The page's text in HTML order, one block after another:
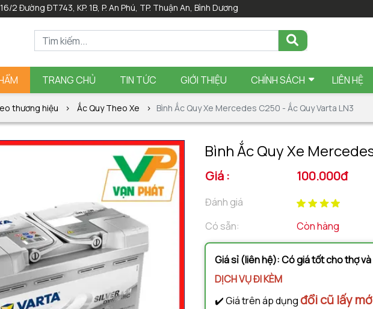
16/2 Đường ĐT743, KP. 1B, P. An Phú, TP. Thuận An, Bình Dương
TRANG CHỦ TIN TỨC GIỚI THIỆU CHÍNH SÁCH LIÊN HỆ
thương hiệu Ắc Quy Theo Xe Bình Ắc Quy Xe Mercedes C250 - Ắc Quy Varta LN3
Bình Ắc Quy Xe
Giá : 100.000đ
Đánh giá
Có sẵn:
Còn hàng
Giá sỉ (liên hệ): Có giá tốt cho thợ
DỊCH VỤ ĐI KÈM
✔️ Giá trên áp dụngđổi cũ lấy